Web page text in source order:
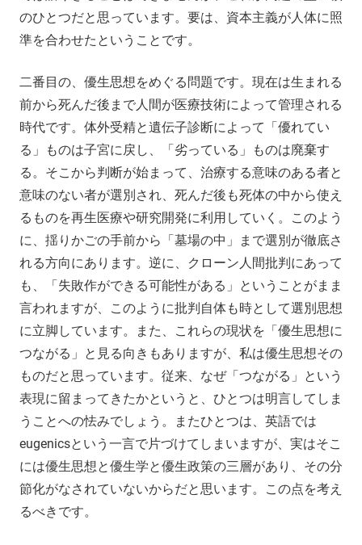
のひとつだと思っています。要は、資本主義が人体に照
準を合わせたということです。
二番目の、優生思想をめぐる問題です。現在は生まれる
前から死んだ後まで人間が医療技術によって管理される
時代です。体外受精と遺伝子診断によって「優れてい
る」ものは子宮に戻し、「劣っている」ものは廃棄す
る。そこから判断が始まって、治療する意味のある者と
意味のない者が選別され、死んだ後も死体の中から使え
るものを再生医療や研究開発に利用していく。このよう
に、揺りかごの手前から「墓場の中」まで選別が徹底さ
れる方向にあります。逆に、クローン人間批判にあって
も、「失敗作ができる可能性がある」ということがまま
言われますが、このように批判自体も時として選別思想
に立脚しています。また、これらの現状を「優生思想に
つながる」と見る向きもありますが、私は優生思想その
ものだと思っています。従来、なぜ「つながる」という
表現に留まってきたかというと、ひとつは明言してしま
うことへの怯みでしょう。またひとつは、英語では
eugenicsという一言で片づけてしまいますが、実はそこ
には優生思想と優生学と優生政策の三層があり、その分
節化がなされていないからだと思います。この点を考え
るべきです。